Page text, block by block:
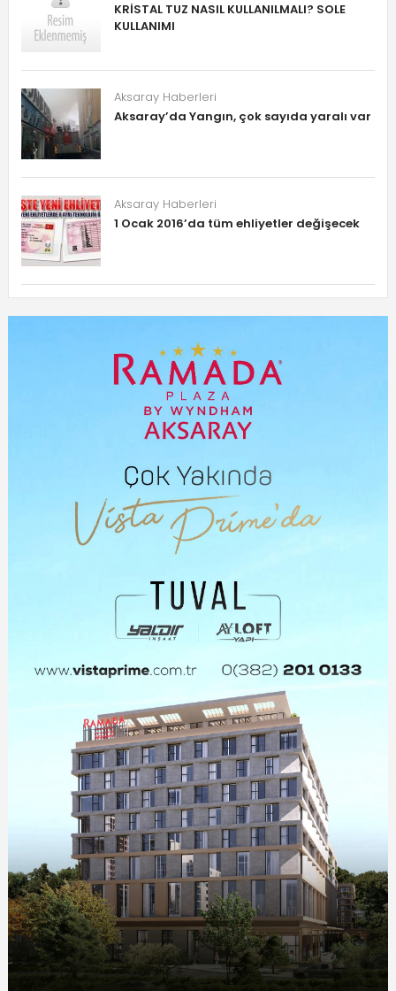
KRİSTAL TUZ NASIL KULLANILMALI? SOLE
KULLANIMI
Aksaray Haberleri
Aksaray’da Yangın, çok sayıda yaralı var
Aksaray Haberleri
1 Ocak 2016’da tüm ehliyetler değişecek